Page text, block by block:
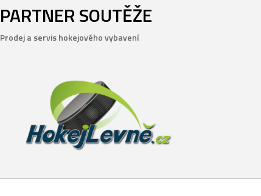
PARTNER SOUTĚŽE
Prodej a servis hokejového vybavení